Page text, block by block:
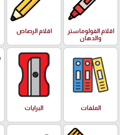
اقلام الفولوماستر
والدهان
اقلام الرصاص
الملفات البرايات